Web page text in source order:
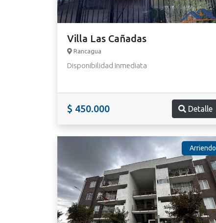
Villa Las Cañadas
Rancagua
Disponibilidad Inmediata
$ 450.000 Detalle
Arriendo